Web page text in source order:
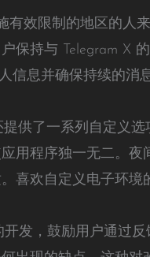
有效限制的地区的人
保持与 Telegram X
信息并确保持续的消
提供了一系列自定义
用程序独一无二。
喜欢自定义电子环境
发，鼓励用户通过